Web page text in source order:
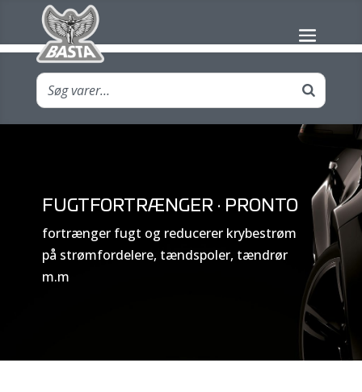
FUGTFORTRÆNGER · PRONTO
fortrænger fugt og reducerer krybestrøm
på strømfordelere, tændspoler, tændrør
m.m